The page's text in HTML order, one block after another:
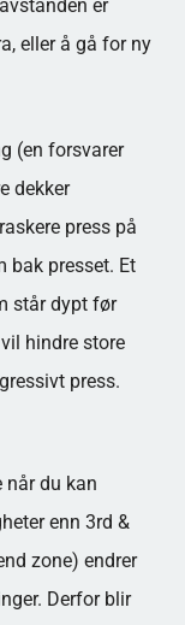
er
eller å gå for ny
(en forsvarer
dekker
press på
bak presset. Et
står dypt før
hindre store
press.
når du kan
enn 3rd &
zone) endrer
Derfor blir